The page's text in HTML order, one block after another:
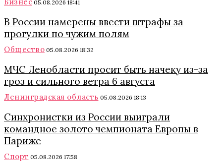
05.08.2026 18:41
В России намерены ввести штрафы за
прогулки по чужим полям
Общество 05.08.2026 18:32
МЧС Ленобласти просит быть начеку из-за
гроз и сильного ветра 6 августа
Ленинградская область 05.08.2026 18:13
Синхронистки из России выиграли
командное золото чемпионата Европы в
Париже
Спорт 05.08.2026 17:58